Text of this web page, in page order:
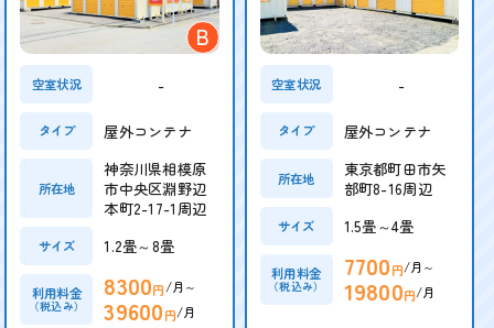
B
空室状況 -
タイプ 屋外コンテナ
所在地
神奈川県相模原
市中央区淵野辺
本町2-17-1周辺
サイズ 1.2畳～8畳
利用料金
（税込み）
8300円/月～
39600円/月
空室状況 -
タイプ 屋外コンテナ
所在地
東京都町田市矢
部町8-16周辺
サイズ 1.5畳～4畳
利用料金
（税込み）
7700円/月～
19800円/月